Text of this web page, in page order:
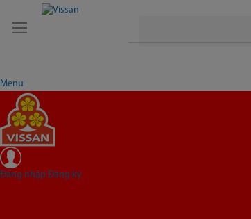
Menu
Đăng nhập Đăng ký